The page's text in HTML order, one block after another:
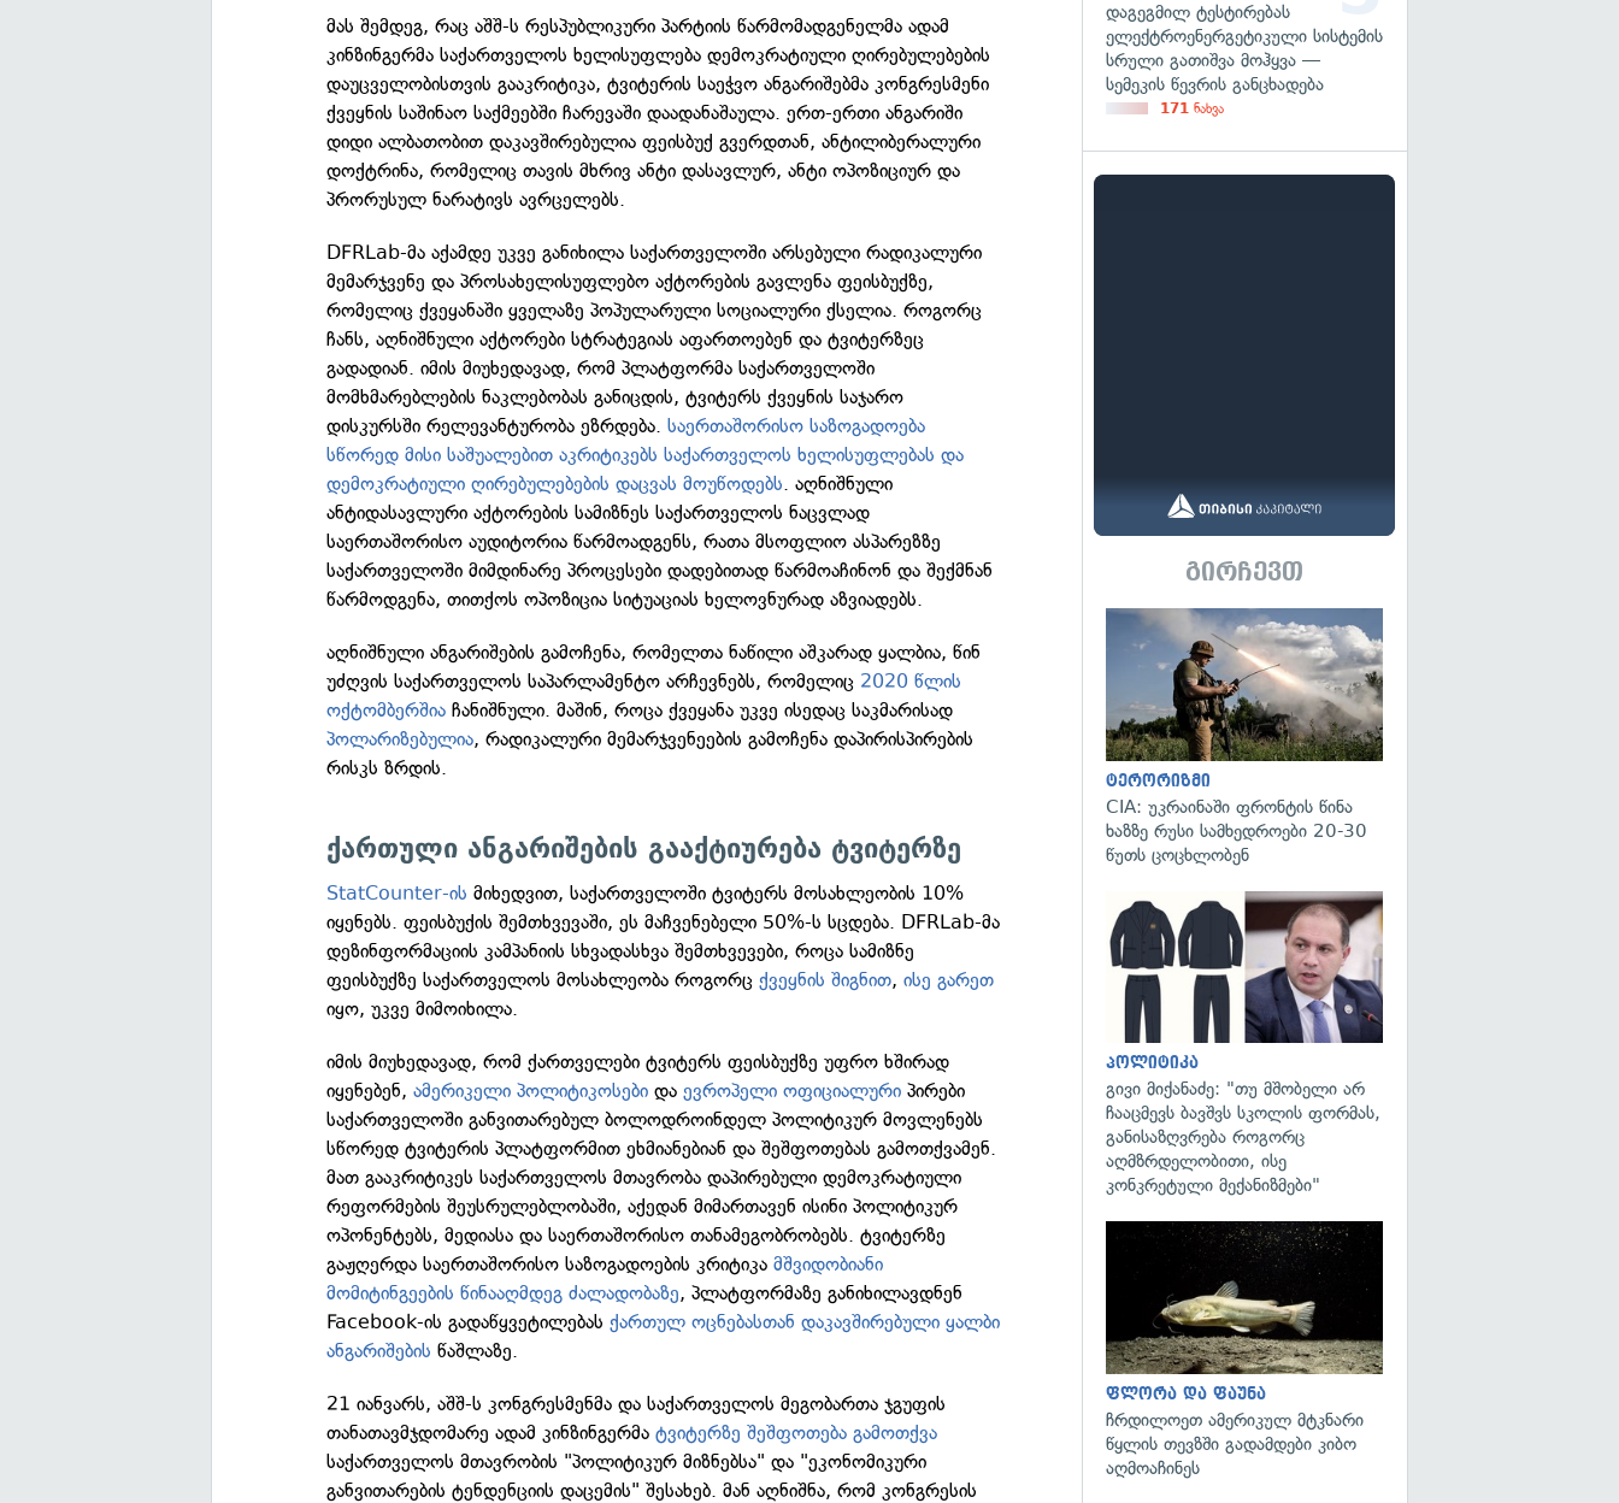
მას შემდეგ, რაც აშშ-ს რესპუბლიკური პარტიის წარმომადგენელმა ადამ
კინზინგერმა საქართველოს ხელისუფლება დემოკრატიული ღირებულებების
დაუცველობისთვის გააკრიტიკა, ტვიტერის საეჭვო ანგარიშებმა კონგრესმენი
ქვეყნის საშინაო საქმეებში ჩარევაში დაადანაშაულა. ერთ-ერთი ანგარიში
დიდი ალბათობით დაკავშირებულია ფეისბუქ გვერდთან, ანტილიბერალური
დოქტრინა, რომელიც თავის მხრივ ანტი დასავლურ, ანტი ოპოზიციურ და
პრორუსულ ნარატივს ავრცელებს.
DFRLab-მა აქამდე უკვე განიხილა საქართველოში არსებული რადიკალური
მემარჯვენე და პროსახელისუფლებო აქტორების გავლენა ფეისბუქზე,
რომელიც ქვეყანაში ყველაზე პოპულარული სოციალური ქსელია. როგორც
ჩანს, აღნიშნული აქტორები სტრატეგიას აფართოებენ და ტვიტერზეც
გადადიან. იმის მიუხედავად, რომ პლატფორმა საქართველოში
მომხმარებლების ნაკლებობას განიცდის, ტვიტერს ქვეყნის საჯარო
დისკურსში რელევანტურობა ეზრდება.საერთაშორისო საზოგადოება
სწორედ მისი საშუალებით აკრიტიკებს საქართველოს ხელისუფლებას და
დემოკრატიული ღირებულებების დაცვას მოუწოდებს. აღნიშნული
ანტიდასავლური აქტორების სამიზნეს საქართველოს ნაცვლად
საერთაშორისო აუდიტორია წარმოადგენს, რათა მსოფლიო ასპარეზზე
საქართველოში მიმდინარე პროცესები დადებითად წარმოაჩინონ და შექმნან
წარმოდგენა, თითქოს ოპოზიცია სიტუაციას ხელოვნურად აზვიადებს.
აღნიშნული ანგარიშების გამოჩენა, რომელთა ნაწილი აშკარად ყალბია, წინ
უძღვის საქართველოს საპარლამენტო არჩევნებს, რომელიც 2020 წლის
ოქტომბერშია ჩანიშნული. მაშინ, როცა ქვეყანა უკვე ისედაც საკმარისად
პოლარიზებულია, რადიკალური მემარჯვენეების გამოჩენა დაპირისპირების
რისკს ზრდის.
ქართული ანგარიშების გააქტიურება ტვიტერზე
StatCounter-ის მიხედვით, საქართველოში ტვიტერს მოსახლეობის 10%
იყენებს. ფეისბუქის შემთხვევაში, ეს მაჩვენებელი 50%-ს სცდება. DFRLab-მა
დეზინფორმაციის კამპანიის სხვადასხვა შემთხვევები, როცა სამიზნე
ფეისბუქზე საქართველოს მოსახლეობა როგორცქვეყნის შიგნით,ისე გარეთ
იყო, უკვე მიმოიხილა.
იმის მიუხედავად, რომ ქართველები ტვიტერს ფეისბუქზე უფრო ხშირად
იყენებენ,ამერიკელი პოლიტიკოსები დაევროპელი ოფიციალური პირები
საქართველოში განვითარებულ ბოლოდროინდელ პოლიტიკურ მოვლენებს
სწორედ ტვიტერის პლატფორმით ეხმიანებიან და შეშფოთებას გამოთქვამენ.
მათ გააკრიტიკეს საქართველოს მთავრობა დაპირებული დემოკრატიული
რეფორმების შეუსრულებლობაში, აქედან მიმართავენ ისინი პოლიტიკურ
ოპონენტებს, მედიასა და საერთაშორისო თანამეგობრობებს. ტვიტერზე
გაჟღერდა საერთაშორისო საზოგადოების კრიტიკამშვიდობიანი
მომიტინგეების წინააღმდეგ ძალადობაზე, პლატფორმაზე განიხილავდნენ
Facebook-ის გადაწყვეტილებასქართულ ოცნებასთან დაკავშირებული ყალბი
ანგარიშების წაშლაზე.
21 იანვარს, აშშ-ს კონგრესმენმა და საქართველოს მეგობართა ჯგუფის
თანათავმჯდომარე ადამ კინზინგერმატვიტერზე შეშფოთება გამოთქვა
საქართველოს მთავრობის "პოლიტიკურ მიზნებსა" და "ეკონომიკური
განვითარების ტენდენციის დაცემის" შესახებ. მან აღნიშნა, რომ კონგრესის
დაგეგმილ ტესტირებას
ელექტროენერგეტიკული სისტემის
სრული გათიშვა მოჰყვა —
სემეკის წევრის განცხადება
171 ნახვა
გირჩევთ
ტერორიზმი
CIA: უკრაინაში ფრონტის წინა
ხაზზე რუსი სამხედროები 20-30
წუთს ცოცხლობენ
პოლიტიკა
გივი მიქანაძე: "თუ მშობელი არ
ჩააცმევს ბავშვს სკოლის ფორმას,
განისაზღვრება როგორც
აღმზრდელობითი, ისე
კონკრეტული მექანიზმები"
ფლორა და ფაუნა
ჩრდილოეთ ამერიკულ მტკნარი
წყლის თევზში გადამდები კიბო
აღმოაჩინეს